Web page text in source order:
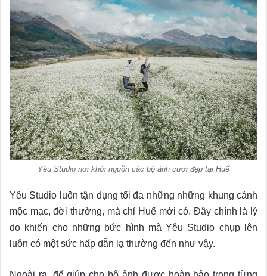
Yêu Studio nơi khởi nguồn các bộ ảnh cưới đẹp tại Huế
Yêu Studio luôn tận dụng tối đa những những khung cảnh
mộc mạc, đời thường, mà chỉ Huế mới có. Đây chính là lý
do khiến cho những bức hình mà Yêu Studio chụp lên
luôn có một sức hấp dẫn lạ thường đến như vậy.